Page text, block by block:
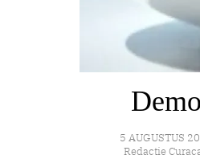
5 AUGUSTUS
Redactie